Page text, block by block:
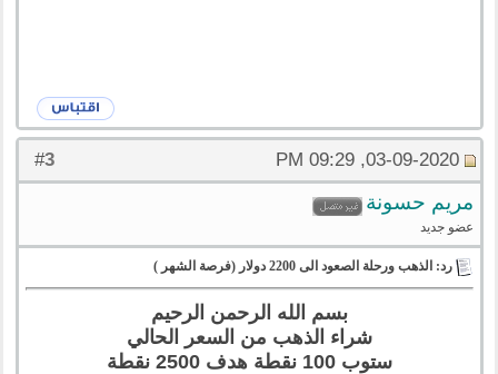
#
3 03-09-2020, 09:29 PM
مريم حسونة
عضو جديد
رد: الذهب ورحلة الصعود الى 2200 دولار (فرصة الشهر )
بسم الله الرحمن الرحيم
شراء الذهب من السعر الحالي
ستوب 100 نقطة هدف 2500 نقطة